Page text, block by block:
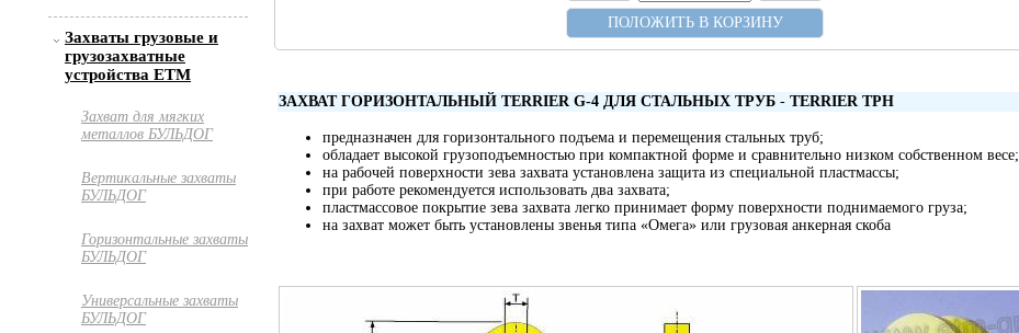
Захваты грузовые и
грузозахватные
устройства ETM
Захват для мягких
металлов БУЛЬДОГ
Вертикальные захваты
БУЛЬДОГ
Горизонтальные захваты
БУЛЬДОГ
Универсальные захваты
БУЛЬДОГ
ПОЛОЖИТЬ В КОРЗИНУ
ЗАХВАТ ГОРИЗОНТАЛЬНЫЙ TERRIER G-4 ДЛЯ СТАЛЬНЫХ ТРУБ - TERRIER TРH
предназначен для горизонтального подъема и перемещения стальных труб;
обладает высокой грузоподъемностью при компактной форме и сравнительно низком собственном весе;
на рабочей поверхности зева захвата установлена защита из специальной пластмассы;
при работе рекомендуется использовать два захвата;
пластмассовое покрытие зева захвата легко принимает форму поверхности поднимаемого груза;
на захват может быть установлены звенья типа «Омега» или грузовая анкерная скоба